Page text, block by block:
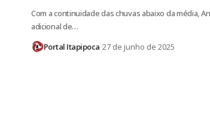
Com a continuidade das chuvas abaixo da média,
adicional de…
Portal Itapipoca 27 de junho de 2025